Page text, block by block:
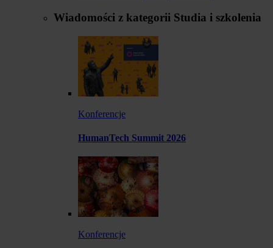
Wiadomości z kategorii Studia i szkolenia
Konferencje
HumanTech Summit 2026
Konferencje